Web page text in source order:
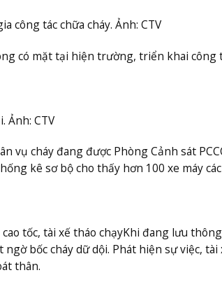
công tác chữa cháy. Ảnh: CTV
có mặt tại hiện trường, triển khai công
Ảnh: CTV
vụ cháy đang được Phòng Cảnh sát
kê sơ bộ cho thấy hơn 100 xe máy
tốc, tài xế tháo chạyKhi đang lưu
bốc cháy dữ dội. Phát hiện sự việc,
thân.